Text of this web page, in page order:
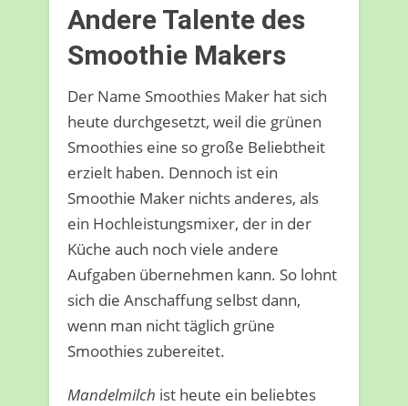
Andere Talente des
Smoothie Makers
Der Name Smoothies Maker hat sich
heute durchgesetzt, weil die grünen
Smoothies eine so große Beliebtheit
erzielt haben. Dennoch ist ein
Smoothie Maker nichts anderes, als
ein Hochleistungsmixer, der in der
Küche auch noch viele andere
Aufgaben übernehmen kann. So lohnt
sich die Anschaffung selbst dann,
wenn man nicht täglich grüne
Smoothies zubereitet.
Mandelmilch ist heute ein beliebtes